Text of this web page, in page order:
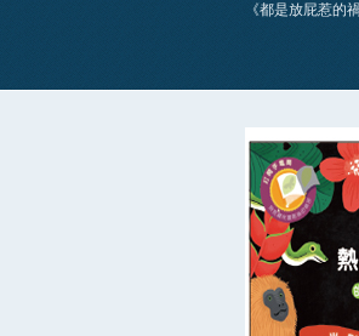
《都是放屁惹的